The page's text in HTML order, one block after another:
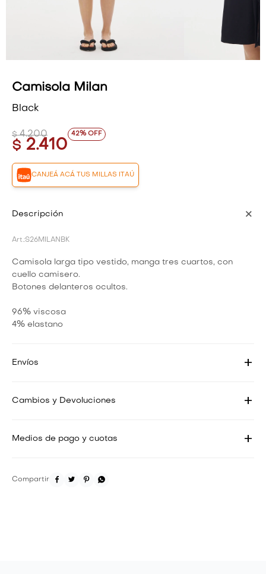
Camisola Milan
Black
$ 2.410
$ 4.200 42
CANJEÁ ACÁ TUS MILLAS ITAÚ
Descripción
S26MILANBK
Camisola larga tipo vestido, manga tres cuartos, con
cuello camisero.
Botones delanteros ocultos.
96% viscosa
4% elastano
Envíos
Cambios y Devoluciones
Medios de pago y cuotas
   
VESTIDOS Y MONOS
CAMISAS Y BLUSAS
SHORTS Y FALDAS
VESTIDOS Y MONOS
CAMISAS Y BLUSAS
SHORTS Y FALDAS